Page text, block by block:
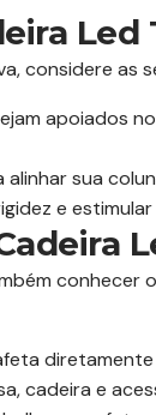
Led
considere as
apoiados
sua
e
diretamente
cadeira e